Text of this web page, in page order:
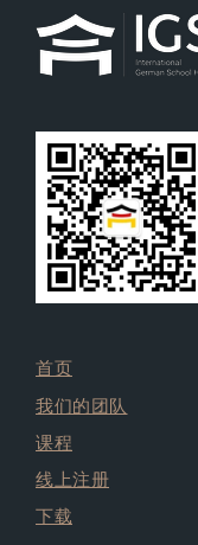
首页
我们的团队
课程
线上注册
下载